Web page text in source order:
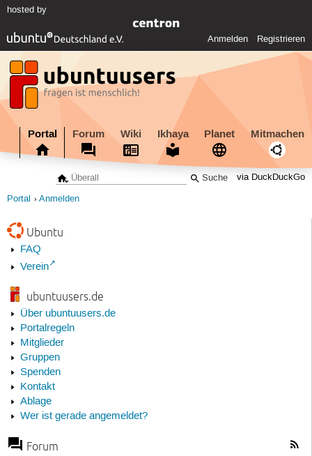
hosted by
Anmelden Registrieren
Portal Forum Wiki Ikhaya Planet Mitmachen
via DuckDuckGo
Portal Anmelden
Ubuntu
FAQ
Verein
ubuntuusers.de
Über ubuntuusers.de
Portalregeln
Mitglieder
Gruppen
Spenden
Kontakt
Ablage
Wer ist gerade angemeldet?
Forum